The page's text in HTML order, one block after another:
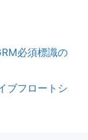
必須標識の
ブフロートシ